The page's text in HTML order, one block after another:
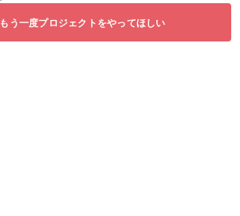
もう一度プロジェクトをやってほしい